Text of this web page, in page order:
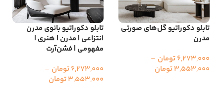
تابلو دکوراتیو گل‌های صورتی
مدرن
6,273,000تومان –
3,553,000تومان
تابلو دکوراتیو بانوی مدرن
انتزاعی | مدرن | هنری |
مفهومی | فشن‌آرت
6,273,000تومان –
3,553,000تومان